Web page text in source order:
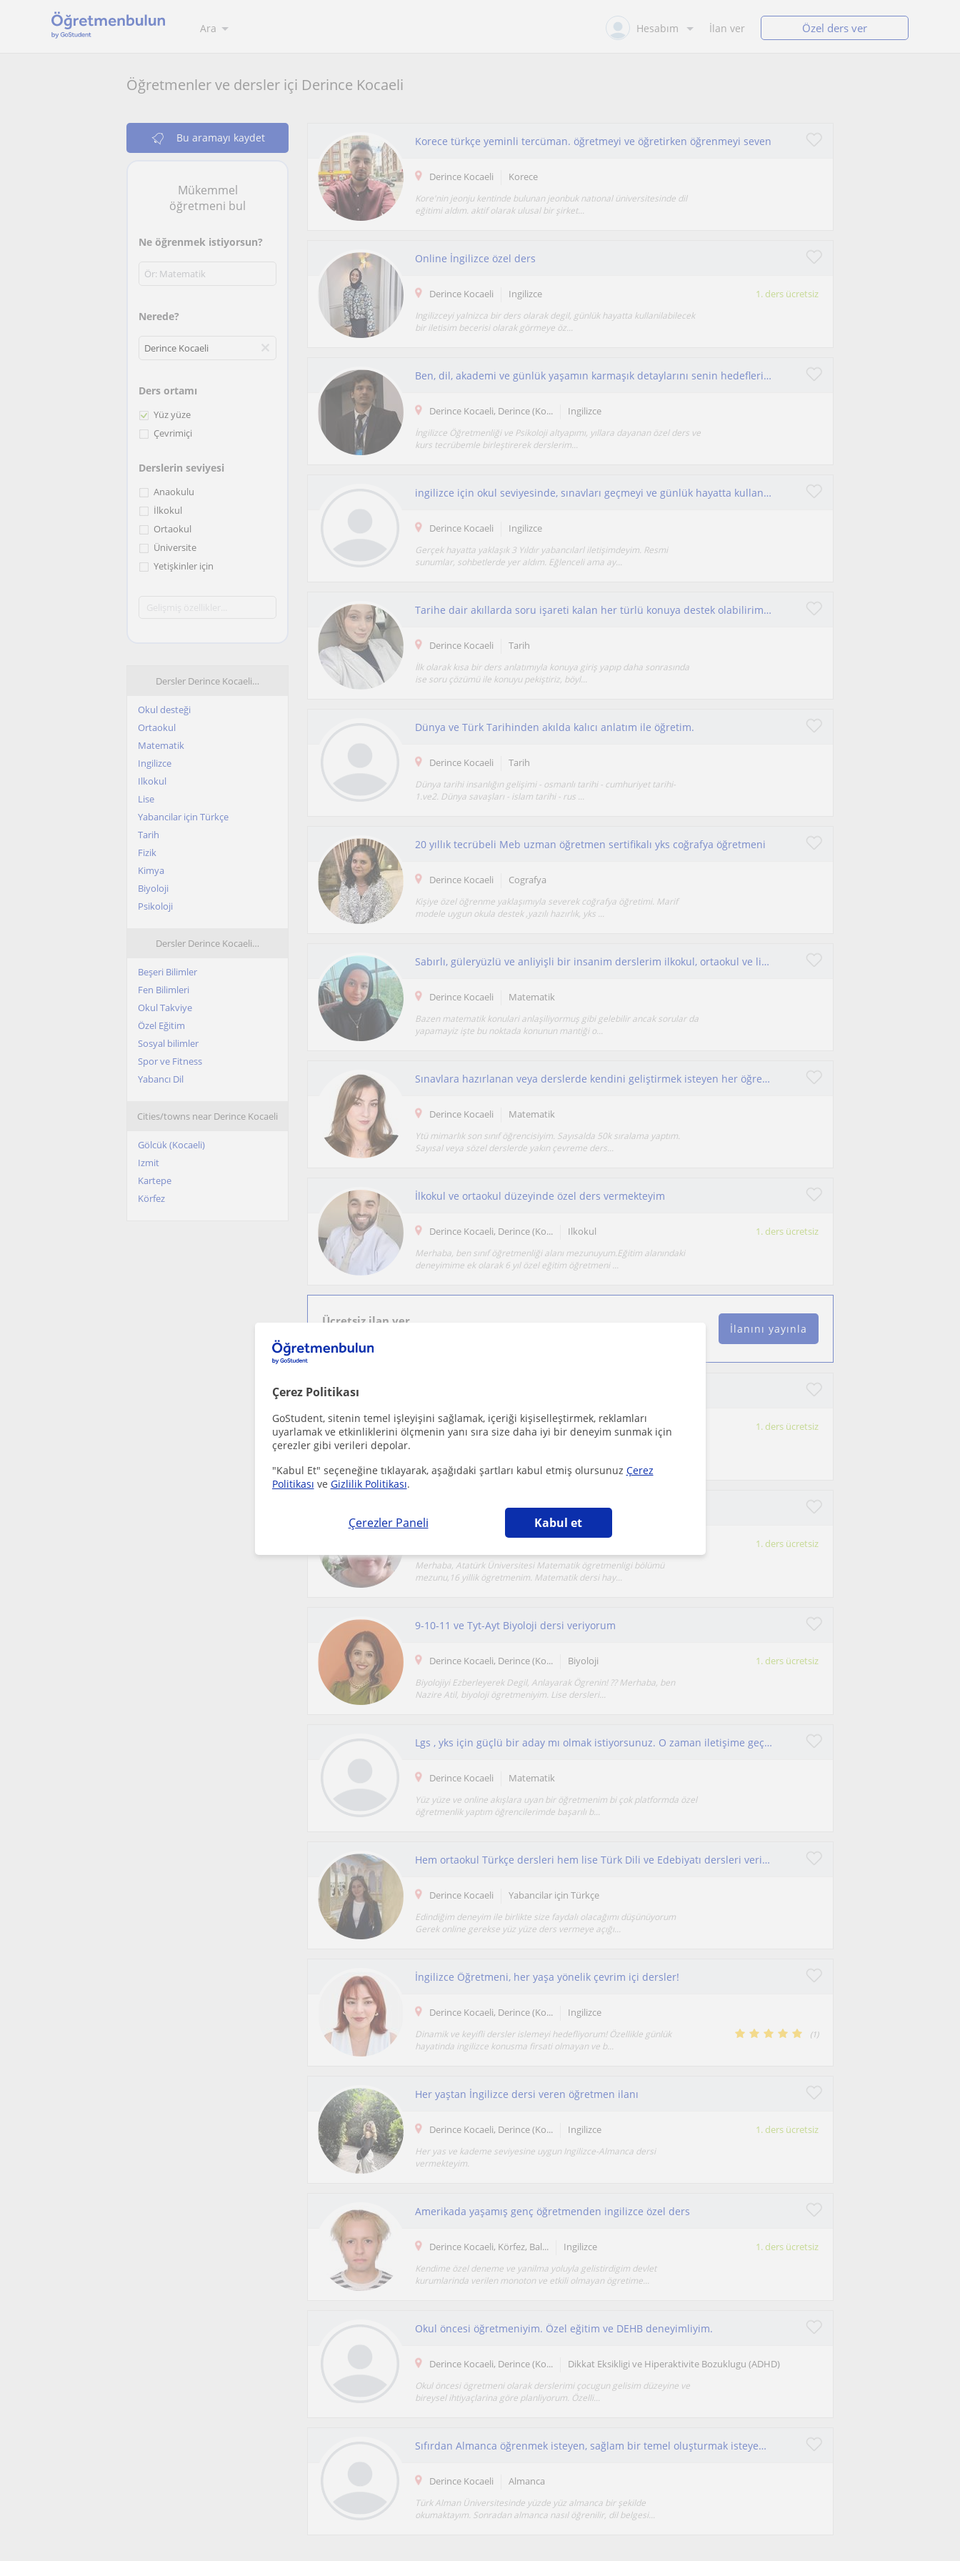
Çerez Politikası
GoStudent, sitenin temel işleyişini sağlamak, içeriği kişiselleştirmek, reklamları
uyarlamak ve etkinliklerini ölçmenin yanı sıra size daha iyi bir deneyim sunmak için
çerezler gibi verileri depolar.
"Kabul Et" seçeneğine tıklayarak, aşağıdaki şartları kabul etmiş olursunuz Çerez
Politikası ve Gizlilik Politikası.
Çerezler Paneli Kabul et
Ara Hesabım İlan ver Özel ders ver
Öğretmenler ve dersler içi Derince Kocaeli
Bu aramayı kaydet
Mükemmel
öğretmeni bul
Ne öğrenmek istiyorsun?
Nerede?
Ders ortamı
Yüz yüze
Çevrimiçi
Derslerin seviyesi
Anaokulu
İlkokul
Ortaokul
Üniversite
Yetişkinler için
Dersler Derince Kocaeli…
Okul desteği
Ortaokul
Matematik
Ingilizce
Ilkokul
Lise
Yabancilar için Türkçe
Tarih
Fizik
Kimya
Biyoloji
Psikoloji
Dersler Derince Kocaeli…
Beşeri Bilimler
Fen Bilimleri
Okul Takviye
Özel Eğitim
Sosyal bilimler
Spor ve Fitness
Yabancı Dil
Cities/towns near Derince Kocaeli
Gölcük (Kocaeli)
Izmit
Kartepe
Körfez
Korece türkçe yeminli tercüman. öğretmeyi ve öğretirken öğrenmeyi seven
Derince Kocaeli Korece
Kore'nin jeonju kentinde bulunan jeonbuk natıonal üniversitesinde dil
eğitimi aldım. aktif olarak ulusal bir şirket...
Online İngilizce özel ders
Derince Kocaeli Ingilizce 1. ders ücretsiz
Ingilizceyi yalnizca bir ders olarak degil, günlük hayatta kullanilabilecek
bir iletisim becerisi olarak görmeye öz...
Ben, dil, akademi ve günlük yaşamın karmaşık detaylarını senin hedeflerine uygun şekilde kolaylaştıran bir hocanım.
Derince Kocaeli, Derince (Ko... Ingilizce
İngilizce Öğretmenliği ve Psikoloji altyapımı, yıllara dayanan özel ders ve
kurs tecrübemle birleştirerek derslerim...
ingilizce için okul seviyesinde, sınavları geçmeyi ve günlük hayatta kullanmaya uygun 0-12 yaş aralığına öğretmeyi hedefliyorum.
Derince Kocaeli Ingilizce
Gerçek hayatta yaklaşık 3 Yıldır yabancılarl iletişimdeyim. Resmi
sunumlar, sohbetlerde yer aldım. Eğlenceli ama ay...
Tarihe dair akıllarda soru işareti kalan her türlü konuya destek olabilirim, öğrencilerimle birebir ilgilenirim
Derince Kocaeli Tarih
İlk olarak kısa bir ders anlatımıyla konuya giriş yapıp daha sonrasında
ise soru çözümü ile konuyu pekiştiriz, böyl...
Dünya ve Türk Tarihinden akılda kalıcı anlatım ile öğretim.
Derince Kocaeli Tarih
Dünya tarihi insanlığın gelişimi - osmanlı tarihi - cumhuriyet tarihi-
1.ve2. Dünya savaşları - islam tarihi - rus ...
20 yıllık tecrübeli Meb uzman öğretmen sertifikalı yks coğrafya öğretmeni
Derince Kocaeli Cografya
Kişiye özel öğrenme yaklaşımıyla severek coğrafya öğretimi. Marif
modele uygun okula destek ,yazılı hazırlık, yks ...
Sabırlı, güleryüzlü ve anliyişli bir insanim derslerim ilkokul, ortaokul ve lise öğrencilerine yönelik.
Derince Kocaeli Matematik
Bazen matematik konulari anlaşiliyormuş gibi gelebilir ancak sorular da
yapamayiz işte bu noktada konunun mantiği o...
Sınavlara hazırlanan veya derslerde kendini geliştirmek isteyen her öğrenciye destek olmak için hazırım.
Derince Kocaeli Matematik
Ytü mimarlık son sınıf öğrencisiyim. Sayısalda 50k sıralama yaptım.
Sayısal veya sözel derslerde yakın çevreme ders...
İlkokul ve ortaokul düzeyinde özel ders vermekteyim
Derince Kocaeli, Derince (Ko... Ilkokul 1. ders ücretsiz
Merhaba, ben sınıf öğretmenliği alanı mezunuyum.Eğitim alanındaki
deneyimime ek olarak 6 yıl özel eğitim öğretmeni ...
Ücretsiz ilan ver
İlanını yayınla
Derince Kocaeli, Derince (Ko... Ingilizce 1. ders ücretsiz
ilkokul -ortaokul-lise-yks-kpss matematik dersi
1. ders ücretsiz
Merhaba, Atatürk Üniversitesi Matematik ögretmenligi bölümü
mezunu,16 yillik ögretmenim. Matematik dersi hay...
9-10-11 ve Tyt-Ayt Biyoloji dersi veriyorum
Derince Kocaeli, Derince (Ko... Biyoloji 1. ders ücretsiz
Biyolojiyi Ezberleyerek Degil, Anlayarak Ögrenin! ?? Merhaba, ben
Nazire Atil, biyoloji ögretmeniyim. Lise dersleri...
Lgs , yks için güçlü bir aday mı olmak istiyorsunuz. O zaman iletişime geçin.
Derince Kocaeli Matematik
Yüz yüze ve online akışlara uyan bir öğretmenim bi çok platformda özel
öğretmenlik yaptım öğrencilerimde başarılı b...
Hem ortaokul Türkçe dersleri hem lise Türk Dili ve Edebiyatı dersleri veriyorum
Derince Kocaeli Yabancilar için Türkçe
Edindiğim deneyim ile birlikte size faydalı olacağımı düşünüyorum
Gerek online gerekse yüz yüze ders vermeye açığı...
İngilizce Öğretmeni, her yaşa yönelik çevrim içi dersler!
Derince Kocaeli, Derince (Ko... Ingilizce
Dinamik ve keyifli dersler islemeyi hedefliyorum! Özellikle günlük
hayatinda ingilizce konusma firsati olmayan ve b...
(1)
Her yaştan İngilizce dersi veren öğretmen ilanı
Derince Kocaeli, Derince (Ko... Ingilizce 1. ders ücretsiz
Her yas ve kademe seviyesine uygun Ingilizce-Almanca dersi
vermekteyim.
Amerikada yaşamış genç öğretmenden ingilizce özel ders
Derince Kocaeli, Körfez, Bal... Ingilizce 1. ders ücretsiz
Kendime özel deneme ve yanilma yoluyla gelistirdigim devlet
kurumlarinda verilen monoton ve etkili olmayan ögretime...
Okul öncesi öğretmeniyim. Özel eğitim ve DEHB deneyimliyim.
Derince Kocaeli, Derince (Ko... Dikkat Eksikligi ve Hiperaktivite Bozuklugu (ADHD)
Okul öncesi ögretmeni olarak derslerimi çocugun gelisim düzeyine ve
bireysel ihtiyaçlarina göre planliyorum. Özelli...
Sıfırdan Almanca öğrenmek isteyen, sağlam bir temel oluşturmak isteyenler ulaşabilir.
Derince Kocaeli Almanca
Türk Alman Üniversitesinde yüzde yüz almanca bir şekilde
okumaktayım. Sonradan almanca nasıl öğrenilir, dil belgesi...